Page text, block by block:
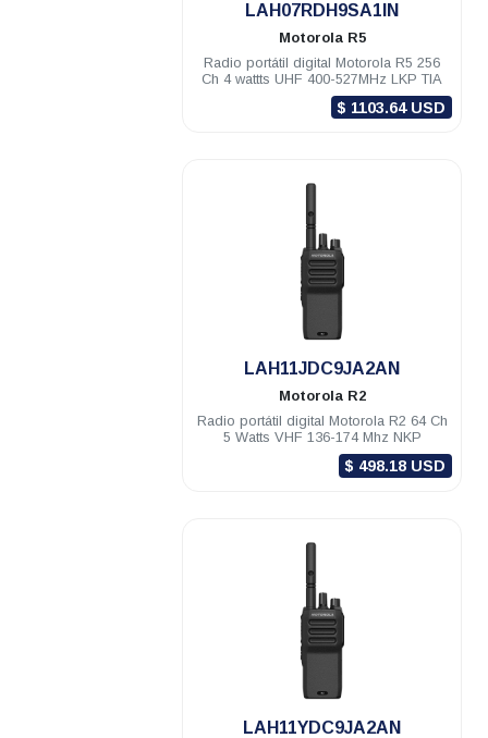
LAH07RDH9SA1IN
Motorola R5
Radio portátil digital Motorola R5 256
Ch 4 wattts UHF 400-527MHz LKP TIA
$ 1103.64 USD
LAH11JDC9JA2AN
Motorola R2
Radio portátil digital Motorola R2 64 Ch
5 Watts VHF 136-174 Mhz NKP
$ 498.18 USD
LAH11YDC9JA2AN